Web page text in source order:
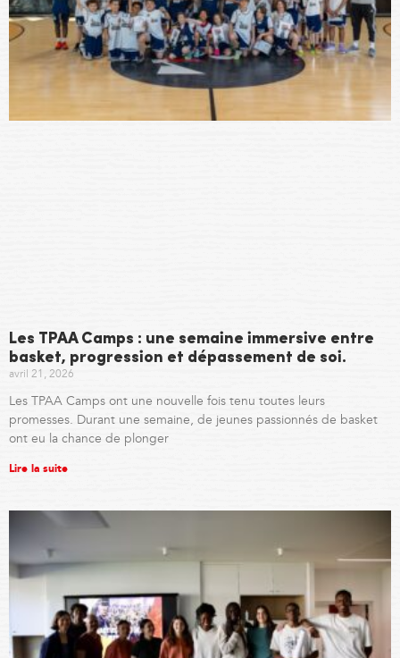
Les TPAA Camps : une semaine immersive entre
basket, progression et dépassement de soi.
avril 21, 2026
Les TPAA Camps ont une nouvelle fois tenu toutes leurs
promesses. Durant une semaine, de jeunes passionnés de basket
ont eu la chance de plonger
Lire la suite